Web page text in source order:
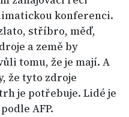
konferenci.
stříbro, měď,
a země by
tomu, že je mají. A
že tyto zdroje
je potřebuje. Lidé je
AFP.